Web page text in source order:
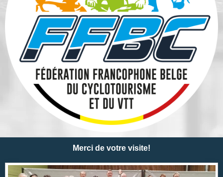
Merci de votre visite!